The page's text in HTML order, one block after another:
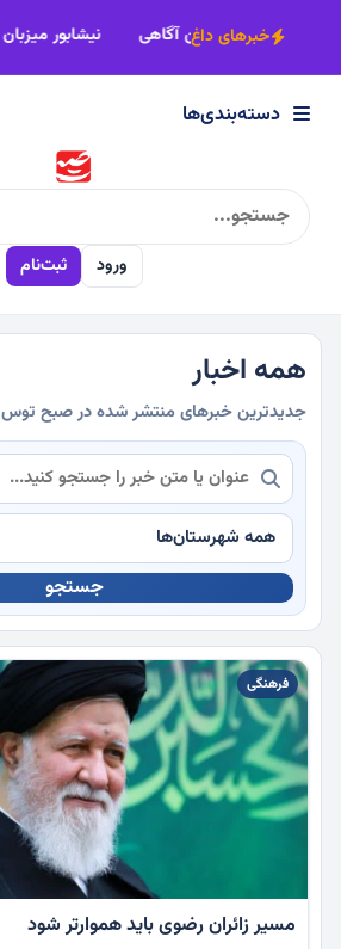
×
دسته‌بندی‌ها
سیاسی
اجتماعی
فرهنگی
ورزشی
چندرسانه
خبرهای داغ
خبر، امانت حقیقت است؛ خبرنگار، امین آگاهی
دسته‌بندی‌ها
ورود ثبت‌نام
همه اخبار
جدیدترین خبرهای منتشر شده در صبح توس
جستجو
فرهنگی
مسیر زائران رضوی باید هموارتر شود